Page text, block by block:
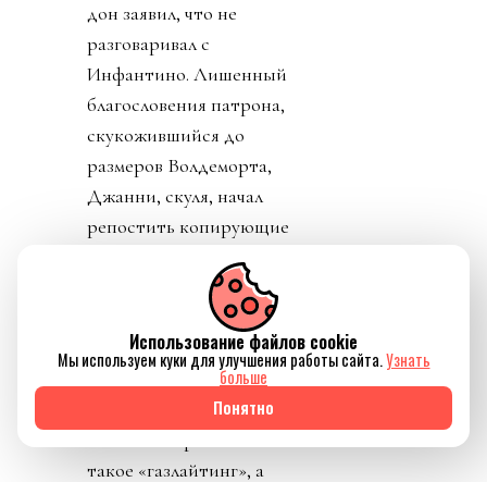
дон заявил, что не
разговаривал с
Инфантино. Лишенный
благословения патрона,
скукожившийся до
размеров Волдеморта,
Джанни, скуля, начал
репостить копирующие
текст друг друга посты
приветствовавших
решение его,
Инфантино, отменить
план прихватизации.
такое «газлайтинг», а
Использование файлов cookie
Мы используем куки для улучшения работы сайта.Узнать
больше
Понятно